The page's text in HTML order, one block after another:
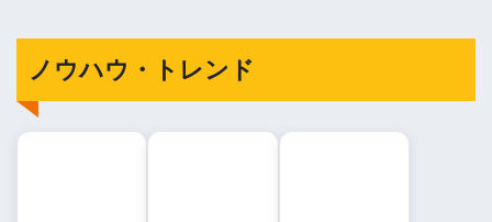
ノウハウ・トレンド